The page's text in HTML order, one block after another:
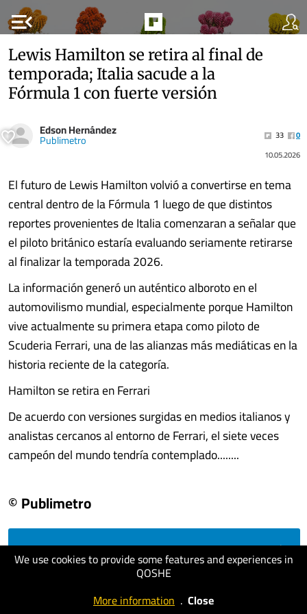
menu_open
We use cookies to provide some features and experiences in
QOSHE
More information . Close
Lewis Hamilton se retira al final de
temporada; Italia sacude a la
Fórmula 1 con fuerte versión
Edson Hernández
Publimetro 33
0
10.05.2026
El futuro de Lewis Hamilton volvió a convertirse en tema
central dentro de la Fórmula 1 luego de que distintos
reportes provenientes de Italia comenzaran a señalar que
el piloto británico estaría evaluando seriamente retirarse
al finalizar la temporada 2026.
La información generó un auténtico alboroto en el
automovilismo mundial, especialmente porque Hamilton
vive actualmente su primera etapa como piloto de
Scuderia Ferrari, una de las alianzas más mediáticas en la
historia reciente de la categoría.
Hamilton se retira en Ferrari
De acuerdo con versiones surgidas en medios italianos y
analistas cercanos al entorno de Ferrari, el siete veces
campeón del mundo tendría contemplado........
© Publimetro
visit website